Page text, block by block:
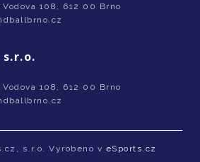
Vodova 108, 612 00 Brno
Vodova 108, 612 00 Brno
s.r.o. Vyrobeno v eSports.cz